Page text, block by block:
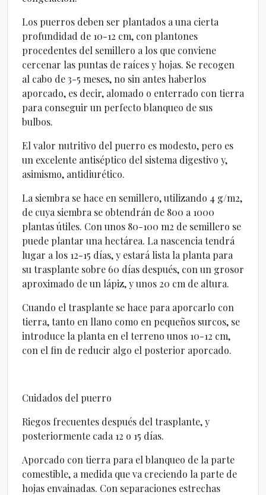
Los puerros deben ser plantados a una cierta
profundidad de 10-12 cm, con plantones
procedentes del semillero a los que conviene
cercenar las puntas de raíces y hojas. Se recogen
al cabo de 3-5 meses, no sin antes haberlos
aporcado, es decir, alomado o enterrado con tierra
para conseguir un perfecto blanqueo de sus
bulbos.
El valor nutritivo del puerro es modesto, pero es
un excelente antiséptico del sistema digestivo y,
asimismo, antidiurético.
La siembra se hace en semillero, utilizando 4 g/m2,
de cuya siembra se obtendrán de 800 a 1000
plantas útiles. Con unos 80-100 m2 de semillero se
puede plantar una hectárea. La nascencia tendrá
lugar a los 12-15 días, y estará lista la planta para
su trasplante sobre 60 días después, con un grosor
aproximado de un lápiz, y unos 20 cm de altura.
Cuando el trasplante se hace para aporcarlo con
tierra, tanto en llano como en pequeños surcos, se
introduce la planta en el terreno unos 10-12 cm,
con el fin de reducir algo el posterior aporcado.
Cuidados del puerro
Riegos frecuentes después del trasplante, y
posteriormente cada 12 o 15 días.
Aporcado con tierra para el blanqueo de la parte
comestible, a medida que va creciendo la parte de
hojas envainadas. Con separaciones estrechas